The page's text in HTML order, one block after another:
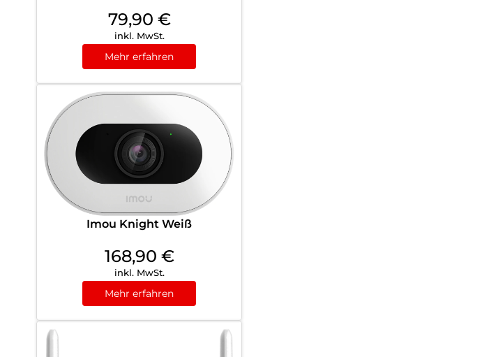
79,90 €
inkl. MwSt.
Mehr erfahren
Imou Knight Weiß
168,90 €
inkl. MwSt.
Mehr erfahren